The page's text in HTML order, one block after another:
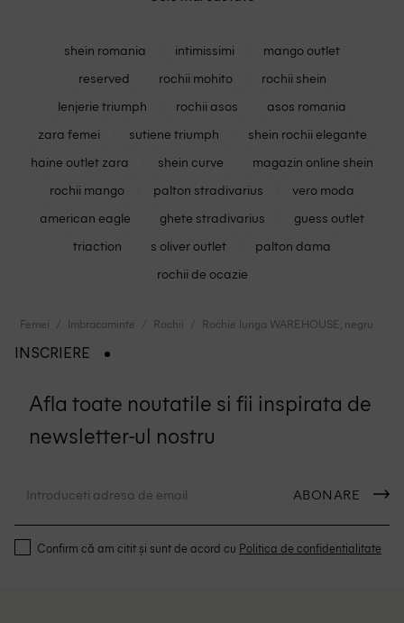
shein romania intimissimi
mango outlet
reserved
rochii mohito
rochii shein
lenjerie triumph
rochii asos
asos romania
zara femei
sutiene triumph
shein rochii elegante
haine outlet zara
shein curve
magazin online shein
rochii mango
palton stradivarius
vero moda
american eagle
ghete stradivarius
guess outlet
triaction
s oliver outlet
palton dama
rochii de ocazie
Femei Imbracaminte Rochii Rochie lunga WAREHOUSE, negru
INSCRIERE
Afla toate noutatile si fii inspirata de
newsletter-ul nostru
ABONARE
Confirm că am citit și sunt de acord cu Politica de confidentialitate